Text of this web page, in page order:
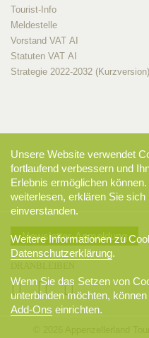
Tourist-Info
Meldestelle
Vorstand VAT AI
Statuten VAT AI
Strategie 2022-2032 (Kurzversion)
Newsletter-Anmeldung
Unsere Website verwendet
fortlaufend verbessern und
Erlebnis ermöglichen
weiterlesen, erklären Sie
einverstanden.
Weitere Informationen zu
Datenschutzerklärung.
Wenn Sie das Setzen von
unterbinden möchten,
Add-Ons einrichten.